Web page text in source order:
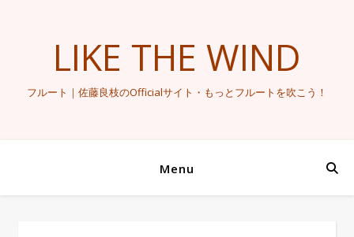
LIKE THE WIND
フルート｜佐藤良枝のOfficialサイト・もっとフルートを吹こう！
Menu